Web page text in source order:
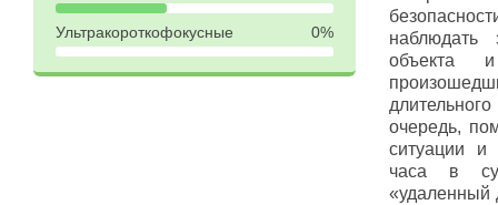
Ультракороткофокусные 0%
наблюдать
объекта
очередь,
ситуации
часа в
«удаленный